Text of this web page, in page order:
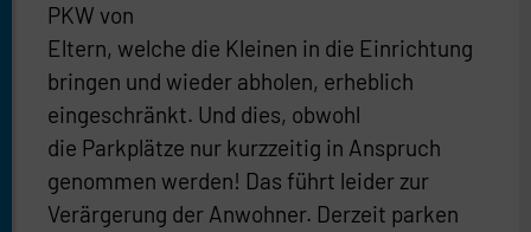
PKW von
Eltern, welche die Kleinen in die Einrichtung
bringen und wieder abholen, erheblich
eingeschränkt. Und dies, obwohl
die Parkplätze nur kurzzeitig in Anspruch
genommen werden! Das führt leider zur
Verärgerung der Anwohner. Derzeit parken